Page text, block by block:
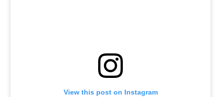
View this post on Instagram